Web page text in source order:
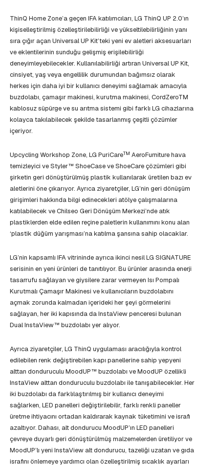
ThinQ Home Zone’a geçen IFA katılımcıları, LG ThinQ UP 2.0’ın
kişiselleştirilmiş özelleştirilebilirliği ve yükseltilebilirliğinin yanı
sıra çığır açan Universal UP Kit’teki yeni ev aletleri aksesuarları
ve eklentilerinin sunduğu gelişmiş erişilebilirliği
deneyimleyebilecekler. Kullanılabilirliği artıran Universal UP Kit,
cinsiyet, yaş veya engellilik durumundan bağımsız olarak
herkes için daha iyi bir kullanıcı deneyimi sağlamak amacıyla
buzdolabı, çamaşır makinesi, kurutma makinesi, CordZeroTM
kablosuz süpürge ve su arıtma sistemi gibi farklı LG cihazlarına
kolayca takılabilecek şekilde tasarlanmış çeşitli çözümler
içeriyor.
Upcycling Workshop Zone, LG PuriCareTM AeroFurniture hava
temizleyici ve Styler™ ShoeCase ve ShoeCare çözümleri gibi
şirketin geri dönüştürülmüş plastik kullanılarak üretilen bazı ev
aletlerini öne çıkarıyor. Ayrıca ziyaretçiler, LG’nin geri dönüşüm
girişimleri hakkında bilgi edinecekleri atölye çalışmalarına
katılabilecek ve Chilseo Geri Dönüşüm Merkezi’nde atık
plastiklerden elde edilen reçine paletlerin kullanımını konu alan
‘plastik düğüm yarışması’na katılma şansına sahip olacaklar.
LG’nin kapsamlı IFA vitrininde ayrıca ikinci nesil LG SIGNATURE
serisinin en yeni ürünleri de tanıtılıyor. Bu ürünler arasında enerji
tasarrufu sağlayan ve giysilere zarar vermeyen Isı Pompalı
Kurutmalı Çamaşır Makinesi ve kullanıcıların buzdolabını
açmak zorunda kalmadan içerideki her şeyi görmelerini
sağlayan, her iki kapısında da InstaView penceresi bulunan
Dual InstaView™ buzdolabı yer alıyor.
Ayrıca ziyaretçiler, LG ThinQ uygulaması aracılığıyla kontrol
edilebilen renk değiştirebilen kapı panellerine sahip yepyeni
alttan donduruculu MoodUP™ buzdolabı ve MoodUP özellikli
InstaView alttan donduruculu buzdolabı ile tanışabilecekler. Her
iki buzdolabı da farklılaştırılmış bir kullanıcı deneyimi
sağlarken, LED panelleri değiştirilebilir, farklı renkli paneller
üretme ihtiyacını ortadan kaldırarak kaynak tüketimini ve israfı
azaltıyor. Dahası, alt dondurucu MoodUP’ın LED panelleri
çevreye duyarlı geri dönüştürülmüş malzemelerden üretiliyor ve
MoodUP’lı yeni InstaView alt dondurucu, tazeliği uzatan ve gıda
israfını önlemeye yardımcı olan özelleştirilmiş sıcaklık ayarları